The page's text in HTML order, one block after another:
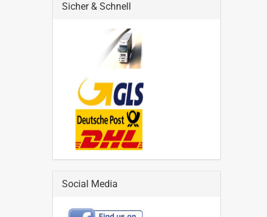
Sicher & Schnell
Social Media